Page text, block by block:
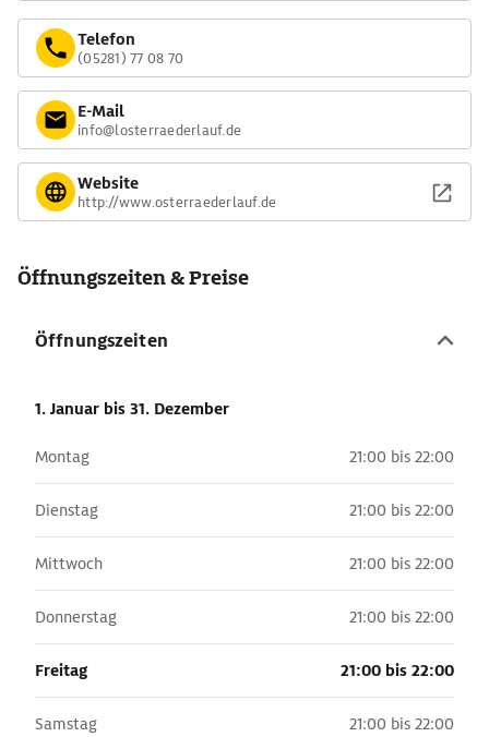
Telefon
(05281) 77 08 70
E-Mail
info@losterraederlauf.de
Website
http://www.osterraederlauf.de
Öffnungszeiten & Preise
Öffnungszeiten
1. Januar bis 31. Dezember
Montag 21:00 bis 22:00
Dienstag 21:00 bis 22:00
Mittwoch 21:00 bis 22:00
Donnerstag 21:00 bis 22:00
Freitag 21:00 bis 22:00
Samstag 21:00 bis 22:00